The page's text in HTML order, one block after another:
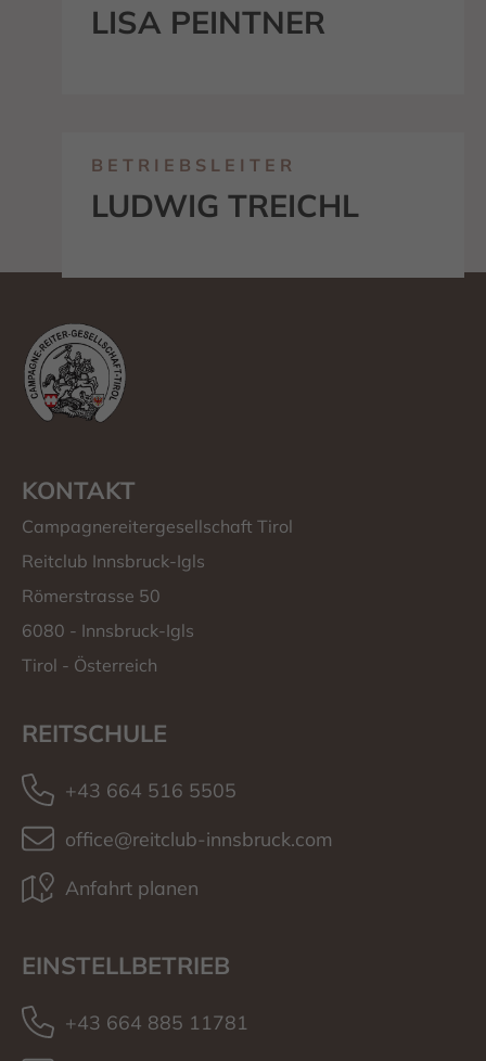
LISA PEINTNER
BETRIEBSLEITER
LUDWIG TREICHL
KONTAKT
Campagnereitergesellschaft Tirol
Reitclub Innsbruck-Igls
Römerstrasse 50
6080 - Innsbruck-Igls
Tirol - Österreich
REITSCHULE
+43 664 516 5505
office@reitclub-innsbruck.com
Anfahrt planen
EINSTELLBETRIEB
+43 664 885 11781